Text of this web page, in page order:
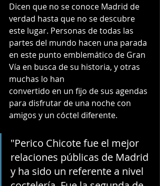
Dicen que no se conoce Madrid de
verdad hasta que no se descubre
este lugar. Personas de todas las
partes del mundo hacen una parada
en este punto emblemático de Gran
Vía en busca de su historia, y otras
muchas lo han
convertido en un fijo de sus agendas
para disfrutar de una noche con
amigos y un cóctel diferente.
"Perico Chicote fue el mejor
relaciones públicas de Madrid
y ha sido un referente a nivel